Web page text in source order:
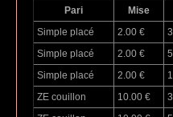
Pari Mise
Simple placé
2.00 €
3
Simple placé
2.00 €
5
Simple placé
2.00 €
ZE couillon
10.00 € 3